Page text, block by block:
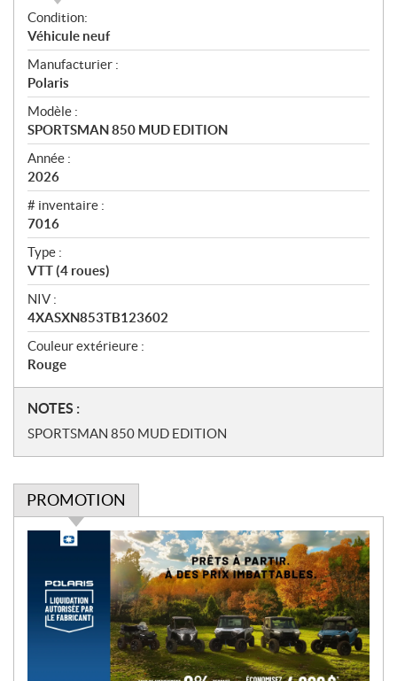
A
p
e
r
ç
u
Condition:
Véhicule neuf
Manufacturier :
Polaris
Modèle :
SPORTSMAN 850 MUD EDITION
Année :
2026
# inventaire :
7016
Type :
VTT (4 roues)
NIV :
4XASXN853TB123602
Couleur extérieure :
Rouge
N
o
s
NOTES :
SPORTSMAN 850 MUD EDITION
PROMOTION